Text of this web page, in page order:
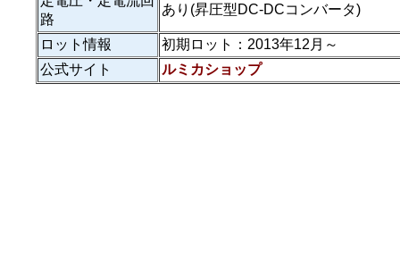
路
あり(昇圧型DC-DCコンバータ)
ロット情報
初期ロット：2013年12月～
公式サイト
ルミカショップ